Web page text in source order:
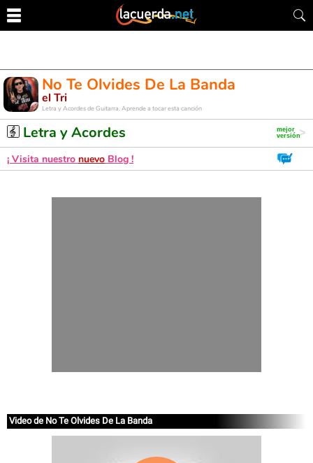
No Te Olvides De La Banda
el Tri
Letra y Acordes de Guitarra. Aprende a tocar esta canción
Letra y Acordes
¡ Visita nuestro nuevo Blog !
Video de No Te Olvides De La Banda